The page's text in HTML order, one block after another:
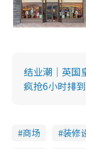
结业潮｜英国
疯抢6小时排
商场 装修